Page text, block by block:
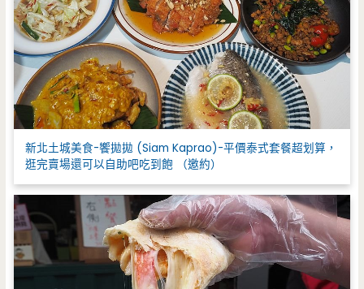
新北土城美食-饗拋拋 (Siam Kaprao)-平價泰式套餐超划算，
逛完賣場還可以自助吧吃到飽 （邀約）